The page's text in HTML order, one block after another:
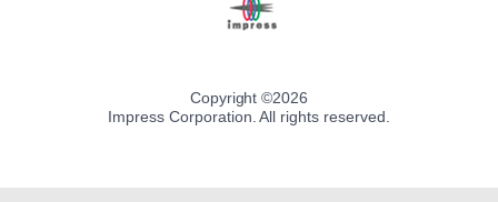
Copyright ©2026
Impress Corporation. All rights reserved.